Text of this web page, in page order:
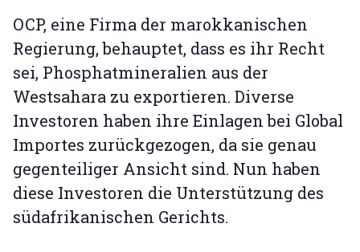
OCP, eine Firma der marokkanischen
Regierung, behauptet, dass es ihr Recht
sei, Phosphatmineralien aus der
Westsahara zu exportieren. Diverse
Investoren haben ihre Einlagen bei Global
Importes zurückgezogen, da sie genau
gegenteiliger Ansicht sind. Nun haben
diese Investoren die Unterstützung des
südafrikanischen Gerichts.